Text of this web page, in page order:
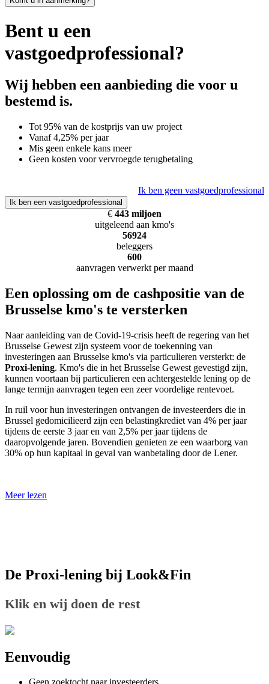
Bent u een
vastgoedprofessional?
Wij hebben een aanbieding die voor u
bestemd is.
Tot 95% van de kostprijs van uw project
Vanaf 4,25% per jaar
Mis geen enkele kans meer
Geen kosten voor vervroegde terugbetaling
Ik ben geen vastgoedprofessional
Ik ben een vastgoedprofessional
€ 443 miljoen
uitgeleend aan kmo's
56924
beleggers
600
aanvragen verwerkt per maand
Een oplossing om de cashpositie van de
Brusselse kmo's te versterken
Naar aanleiding van de Covid-19-crisis heeft de regering van het
Brusselse Gewest zijn systeem voor de toekenning van
investeringen aan Brusselse kmo's via particulieren versterkt: de
Proxi-lening. Kmo's die in het Brusselse Gewest gevestigd zijn,
kunnen voortaan bij particulieren een achtergestelde lening op de
lange termijn aanvragen tegen een zeer voordelige rentevoet.
In ruil voor hun investeringen ontvangen de investeerders die in
Brussel gedomicilieerd zijn een belastingkrediet van 4% per jaar
tijdens de eerste 3 jaar en van 2,5% per jaar tijdens de
daaropvolgende jaren. Bovendien genieten ze een waarborg van
30% op hun kapitaal in geval van wanbetaling door de Lener.
Meer lezen
De Proxi-lening bij Look&Fin
Klik en wij doen de rest
Eenvoudig